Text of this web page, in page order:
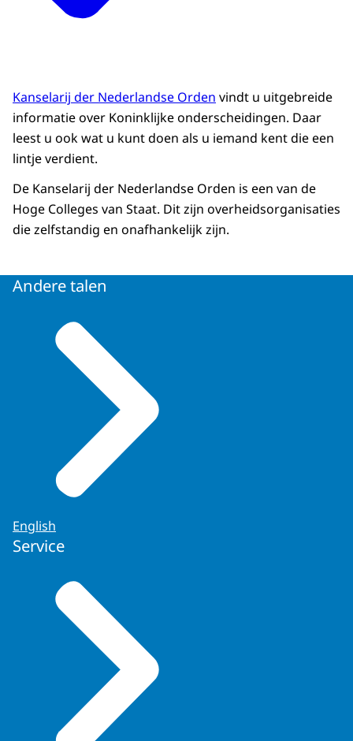
Kanselarij der Nederlandse Orden vindt u uitgebreide
informatie over Koninklijke onderscheidingen. Daar
leest u ook wat u kunt doen als u iemand kent die een
lintje verdient.
De Kanselarij der Nederlandse Orden is een van de
Hoge Colleges van Staat. Dit zijn overheidsorganisaties
die zelfstandig en onafhankelijk zijn.
Andere talen
English
Service